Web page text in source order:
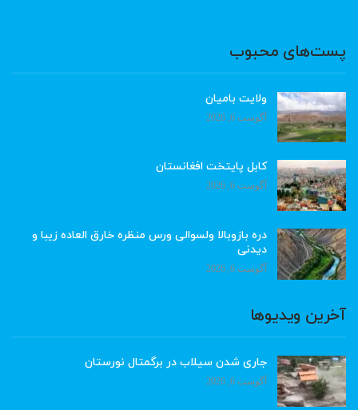
پست‌های محبوب
ولایت بامیان
آگوست 6, 2026
کابل پایتخت افغانستان
آگوست 6, 2026
دره بازوبالا ولسوالی ورس منظره خارق العاده زیبا و
دیدنی
آگوست 6, 2026
آخرین ویدیوها
جاری شدن سیلاب در برگمتال نورستان
آگوست 6, 2026